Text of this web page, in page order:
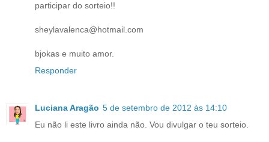
participar do sorteio!!
sheylavalenca@hotmail.com
bjokas e muito amor.
Responder
Luciana Aragão 5 de setembro de 2012 às 14:10
Eu não li este livro ainda não. Vou divulgar o teu sorteio.